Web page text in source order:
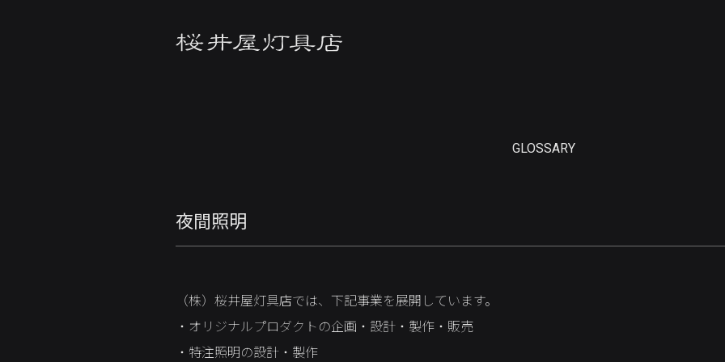
GLOSSARY
夜間照明
（株）桜井屋灯具店では、下記事業を展開しています。
・オリジナルプロダクトの企画・設計・製作・販売
・特注照明の設計・製作